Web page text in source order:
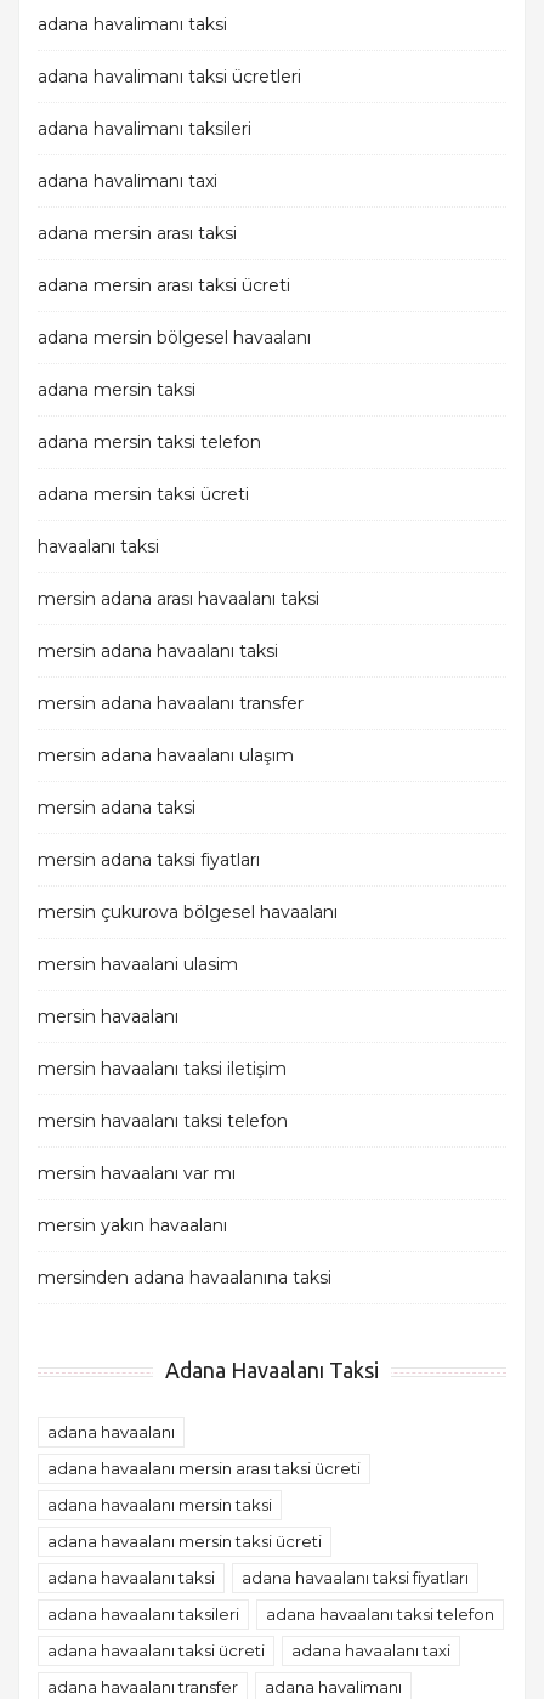
adana havalimanı taksi
adana havalimanı taksi ücretleri
adana havalimanı taksileri
adana havalimanı taxi
adana mersin arası taksi
adana mersin arası taksi ücreti
adana mersin bölgesel havaalanı
adana mersin taksi
adana mersin taksi telefon
adana mersin taksi ücreti
havaalanı taksi
mersin adana arası havaalanı taksi
mersin adana havaalanı taksi
mersin adana havaalanı transfer
mersin adana havaalanı ulaşım
mersin adana taksi
mersin adana taksi fiyatları
mersin çukurova bölgesel havaalanı
mersin havaalani ulasim
mersin havaalanı
mersin havaalanı taksi iletişim
mersin havaalanı taksi telefon
mersin havaalanı var mı
mersin yakın havaalanı
mersinden adana havaalanına taksi
Adana Havaalanı Taksi
adana havaalanı
adana havaalanı mersin arası taksi ücreti
adana havaalanı mersin taksi
adana havaalanı mersin taksi ücreti
adana havaalanı taksi
adana havaalanı taksi fiyatları
adana havaalanı taksileri
adana havaalanı taksi telefon
adana havaalanı taksi ücreti
adana havaalanı taxi
adana havaalanı transfer
adana havalimanı